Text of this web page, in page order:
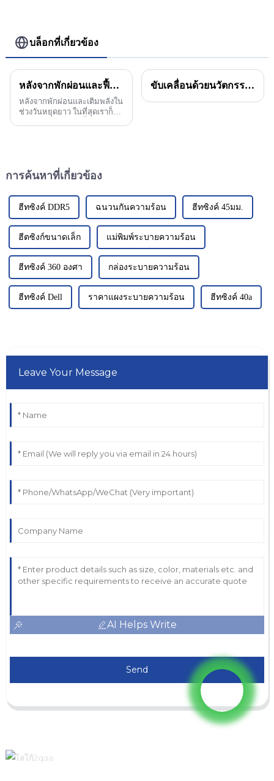
บล็อกที่เกี่ยวข้อง
หลังจากพักผ่อนและฟื้นฟูร่างกายในช่วงวันหยุด
หลังจากพักผ่อนและเติมพลังใน
ช่วงวันหยุดยาว ในที่สุดเราก็ได้
ขับเคลื่อนด้วยนวัตกรรม ก้าวสู่ยุคใหม่ของการผลิตอลูมิเนียมในอุตสาหกรรม
การค้นหาที่เกี่ยวข้อง
ฮีทซิงค์ DDR5 ฉนวนกันความร้อน ฮีทซิงค์ 45มม.
ฮีตซิงก์ขนาดเล็ก แม่พิมพ์ระบายความร้อน
ฮีทซิงค์ 360 องศา กล่องระบายความร้อน
ฮีทซิงค์ Dell ราคาแผงระบายความร้อน ฮีทซิงค์ 40a
Leave Your Message
AI Helps Write
Send